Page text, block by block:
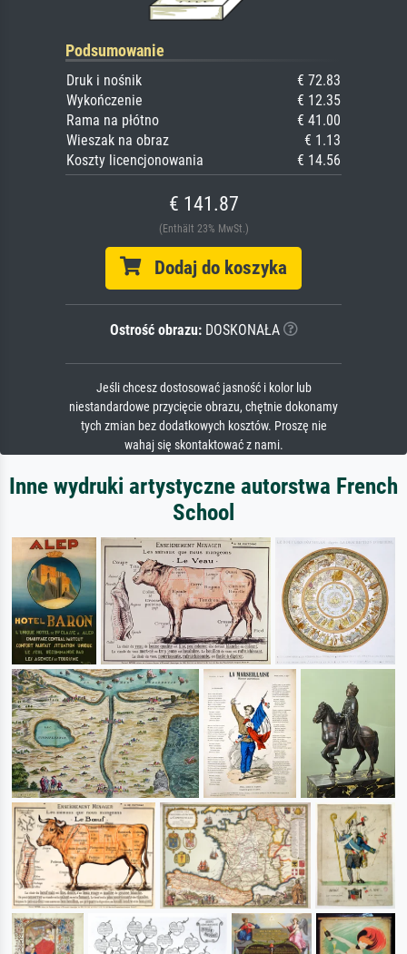
Podsumowanie
Druk i nośnik
€ 72.83
Wykończenie
€ 12.35
Rama na płótno
€ 41.00
Wieszak na obraz
€ 1.13
Koszty licencjonowania
€ 14.56
€ 141.87
(Enthält 23% MwSt.)
Dodaj do koszyka
Ostrość obrazu:DOSKONAŁA
Jeśli chcesz dostosować jasność i kolor lub
niestandardowe przycięcie obrazu, chętnie dokonamy
tych zmian bez dodatkowych kosztów. Proszę nie
wahaj się skontaktować z nami.
Inne wydruki artystyczne autorstwa French
School